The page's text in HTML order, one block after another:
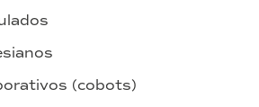
(cobots)